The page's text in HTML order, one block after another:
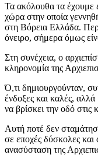
Τα ακόλουθα τα έχουμε
χώρα στην οποία
στη Βόρεια Ελλάδα.
όνειρο, σήμερα όμως
Στη συνέχεια, ο
κληρονομία της
Ό,τι δημιουργούνταν,
ένδοξες και καλές,
να βρίσκει την οδό
Αυτή ποτέ δεν
σε εποχές δύσκολες και
ανασύσταση της